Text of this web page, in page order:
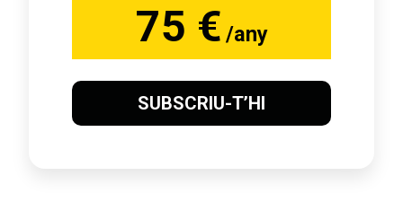
75 € /any
SUBSCRIU-T’HI